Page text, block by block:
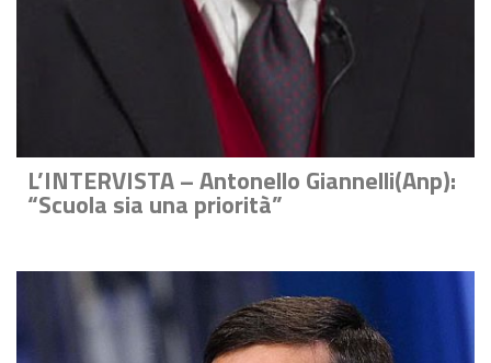
L’INTERVISTA – Antonello Giannelli(Anp):
“Scuola sia una priorità”